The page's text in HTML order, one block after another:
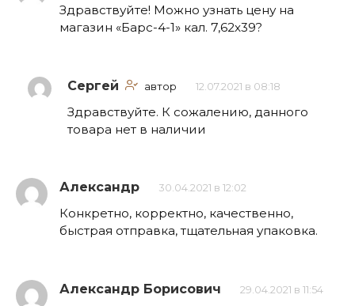
Здравствуйте! Можно узнать цену на
магазин «Барс-4-1» кал. 7,62х39?
Сергей автор 12.07.2021 в 08:18
Здравствуйте. К сожалению, данного
товара нет в наличии
Александр 30.04.2021 в 12:02
Конкретно, корректно, качественно,
быстрая отправка, тщательная упаковка.
Александр Борисович 29.04.2021 в 11:54